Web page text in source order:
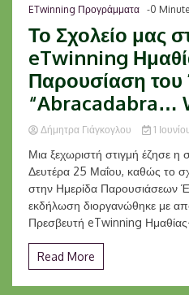
ETwinning Προγράμματα -0
Το Σχολείο μας
eTwinning
Παρουσίαση
“Abracadabra…
Δήμητρα Γιάγκογλου 1
Μια ξεχωριστή στιγμή έζησε η
Δευτέρα 25 Μαΐου, καθώς το
στην Ημερίδα Παρουσιάσεων
εκδήλωση διοργανώθηκε με
Πρεσβευτή eTwinning
Read More